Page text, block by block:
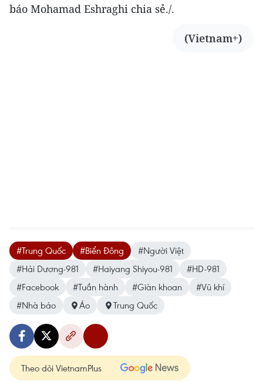
báo Mohamad Eshraghi chia sẻ./.
(Vietnam+)
#Trung Quốc #Biển Đông
#Người Việt
#Hải Dương-981
#Haiyang Shiyou-981
#HD-981
#Facebook
#Tuần hành #Giàn khoan
#Vũ khí
#Nhà báo
Áo Trung Quốc
Theo dõi VietnamPlus